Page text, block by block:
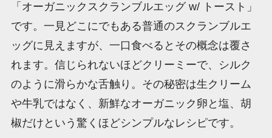
「オーガニックスクランブルエッグ w/ トースト」
です。一見どこにでもある普通のスクランブルエ
ッグに見えますが、一口食べるとその概念は覆さ
れます。信じられないほどクリーミーで、シルク
のように滑らかな舌触り。その秘密は生クリーム
や牛乳ではなく、新鮮なオーガニック卵と塩、胡
椒だけという驚くほどシンプルなレシピです。